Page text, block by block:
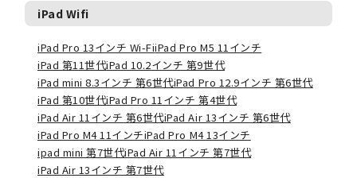
iPad Wifi
iPad Pro 13インチ Wi-FiiPad Pro M5 11インチ
iPad 第11世代iPad 10.2インチ 第9世代
iPad mini 8.3インチ 第6世代iPad Pro 12.9インチ 第6世代
iPad 第10世代iPad Pro 11インチ 第4世代
iPad Air 11インチ 第6世代iPad Air 13インチ 第6世代
iPad Pro M4 11インチiPad Pro M4 13インチ
ipad mini 第7世代iPad Air 11インチ 第7世代
iPad Air 13インチ 第7世代